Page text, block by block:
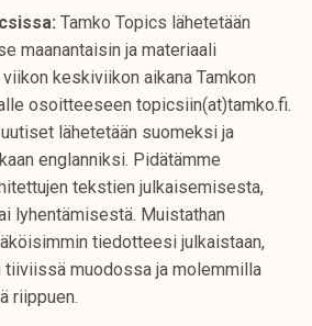
Tamko Topics lähetetään
maanantaisin ja materiaali
keskiviikon aikana Tamkon
osoitteeseen topicsiin(at)tamko.fi.
lähetetään suomeksi ja
englanniksi. Pidätämme
tekstien julkaisemisesta,
lyhentämisestä. Muistathan
tiedotteesi julkaistaan,
tiiviissä muodossa ja molemmilla
riippuen.